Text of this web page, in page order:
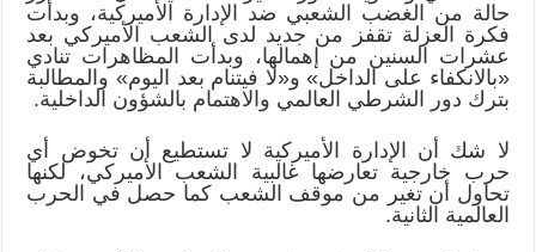
حالة من الغضب الشعبي ضد الإدارة الأميركية، وبدأت
فكرة العزلة تقفز من جديد لدى الشعب الأميركي بعد
عشرات السنين من إهمالها، وبدأت المظاهرات تنادي
«بالانكفاء على الداخل» و«لا فيتنام بعد اليوم» والمطالبة
بترك دور الشرطي العالمي والاهتمام بالشؤون الداخلية.
لا شك أن الإدارة الأميركية لا تستطيع أن تخوض أي
حرب خارجية تعارضها غالبية الشعب الأميركي، لكنها
تحاول أن تغير من موقف الشعب كما حصل في الحرب
العالمية الثانية.